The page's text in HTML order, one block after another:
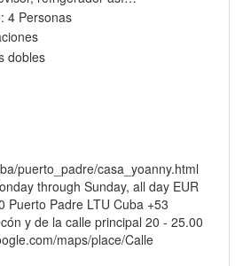
puerto_padre/casa_yoanny.html
through Sunday, all day EUR
Puerto Padre LTU Cuba +53
y de la calle principal 20 - 25.00
maps/place/Calle